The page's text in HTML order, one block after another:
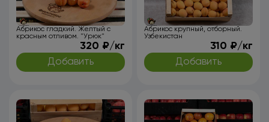
Абрикос гладкий. Желтый с
красным отливом. "Урюк"
320 ₽/кг
Добавить
Абрикос крупный, отборный.
Узбекистан
310 ₽/кг
Добавить